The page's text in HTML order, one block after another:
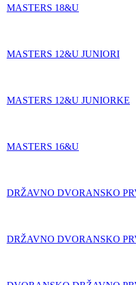
MASTERS 18&U
MASTERS 12&U JUNIORI
MASTERS 12&U JUNIORKE
MASTERS 16&U
DRŽAVNO DVORANSKO
DRŽAVNO DVORANSKO